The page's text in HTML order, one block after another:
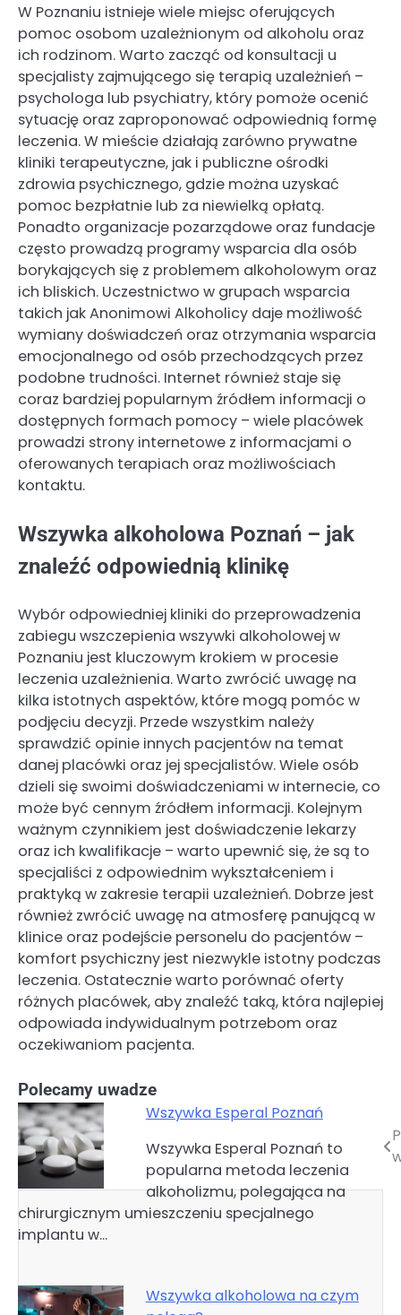
W Poznaniu istnieje wiele miejsc oferujących
pomoc osobom uzależnionym od alkoholu oraz
ich rodzinom. Warto zacząć od konsultacji u
specjalisty zajmującego się terapią uzależnień –
psychologa lub psychiatry, który pomoże ocenić
sytuację oraz zaproponować odpowiednią formę
leczenia. W mieście działają zarówno prywatne
kliniki terapeutyczne, jak i publiczne ośrodki
zdrowia psychicznego, gdzie można uzyskać
pomoc bezpłatnie lub za niewielką opłatą.
Ponadto organizacje pozarządowe oraz fundacje
często prowadzą programy wsparcia dla osób
borykających się z problemem alkoholowym oraz
ich bliskich. Uczestnictwo w grupach wsparcia
takich jak Anonimowi Alkoholicy daje możliwość
wymiany doświadczeń oraz otrzymania wsparcia
emocjonalnego od osób przechodzących przez
podobne trudności. Internet również staje się
coraz bardziej popularnym źródłem informacji o
dostępnych formach pomocy – wiele placówek
prowadzi strony internetowe z informacjami o
oferowanych terapiach oraz możliwościach
kontaktu.
Wszywka alkoholowa Poznań – jak
znaleźć odpowiednią klinikę
Wybór odpowiedniej kliniki do przeprowadzenia
zabiegu wszczepienia wszywki alkoholowej w
Poznaniu jest kluczowym krokiem w procesie
leczenia uzależnienia. Warto zwrócić uwagę na
kilka istotnych aspektów, które mogą pomóc w
podjęciu decyzji. Przede wszystkim należy
sprawdzić opinie innych pacjentów na temat
danej placówki oraz jej specjalistów. Wiele osób
dzieli się swoimi doświadczeniami w internecie, co
może być cennym źródłem informacji. Kolejnym
ważnym czynnikiem jest doświadczenie lekarzy
oraz ich kwalifikacje – warto upewnić się, że są to
specjaliści z odpowiednim wykształceniem i
praktyką w zakresie terapii uzależnień. Dobrze jest
również zwrócić uwagę na atmosferę panującą w
klinice oraz podejście personelu do pacjentów –
komfort psychiczny jest niezwykle istotny podczas
leczenia. Ostatecznie warto porównać oferty
różnych placówek, aby znaleźć taką, która najlepiej
odpowiada indywidualnym potrzebom oraz
oczekiwaniom pacjenta.
Polecamy uwadze
Wszywka Esperal Poznań
Wszywka Esperal Poznań to
popularna metoda leczenia
alkoholizmu, polegająca na
chirurgicznym umieszczeniu specjalnego
implantu w…
Wszywka alkoholowa na czym
Nawigacja
wpisu